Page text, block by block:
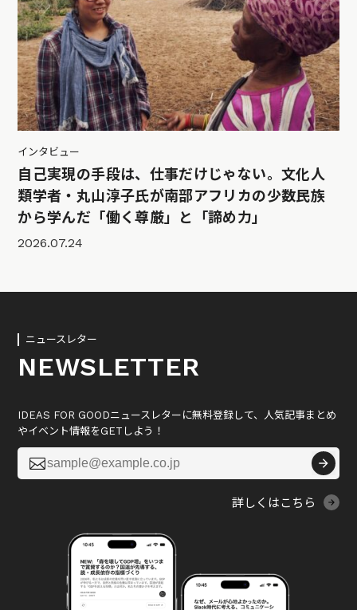
インタビュー
自己実現の手段は、仕事だけじゃない。文化人
類学者・丸山淳子氏が南部アフリカの少数民族
から学んだ「働く尊厳」と「諦め力」
2026.07.24
ニュースレター
NEWSLETTER
IDEAS FOR GOODニュースレターに無料登録して、人気記事まとめ
やイベント情報をGETしよう！

詳しくはこちら